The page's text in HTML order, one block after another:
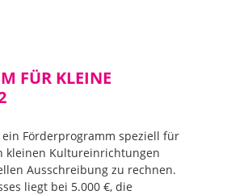
FÜR KLEINE
Förderprogramm speziell für
kleinen Kultureinrichtungen
Ausschreibung zu rechnen.
liegt bei 5.000 €, die